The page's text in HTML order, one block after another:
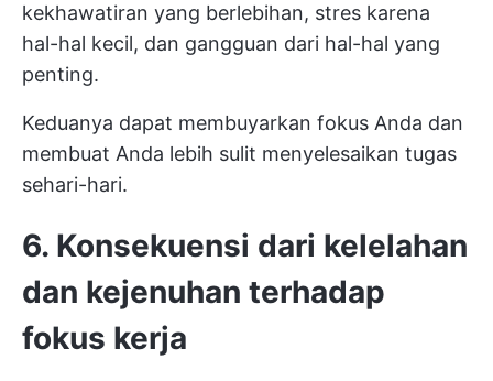
kekhawatiran yang berlebihan, stres karena
hal-hal kecil, dan gangguan dari hal-hal yang
penting.
Keduanya dapat membuyarkan fokus Anda dan
membuat Anda lebih sulit menyelesaikan tugas
sehari-hari.
6. Konsekuensi dari kelelahan
dan kejenuhan terhadap
fokus kerja